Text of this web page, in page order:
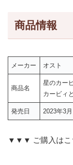
商品情報
メーカー オスト
商品名
星のカー
カービィ
発売日 2023年3月
▼▼▼ ご購入は